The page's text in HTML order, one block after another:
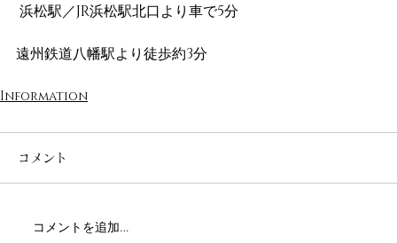
浜松駅／JR浜松駅北口より車で5分
遠州鉄道八幡駅より徒歩約3分
Information
コメント
コメントを追加…